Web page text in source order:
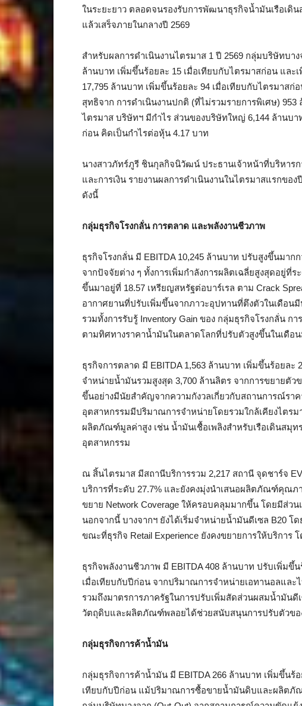
ในระยะยาว ตลอดจนรองรับการพัฒนาธุรกิจน้ำมันเรือเดิ
แล้วเสร็จภายในกลางปี 2569
สำหรับผลการดำเนินงานไตรมาส 1 ปี 2569 กลุ่มบริษัทบา
ล้านบาท เพิ่มขึ้นร้อยละ 15 เมื่อเทียบกับไตรมาสก่อน และ
17,795 ล้านบาท เพิ่มขึ้นร้อยละ 94 เมื่อเทียบกับไตรมาส
สุทธิจาก การดำเนินงานปกติ (ที่ไม่รวมรายการพิเศษ)
ไตรมาส บริษัทฯ มีกำไร ส่วนของบริษัทใหญ่ 6,144 ล้านบ
ก่อน คิดเป็นกำไรต่อหุ้น 4.17 บาท
นางสาวภัทร์ภูรี ชินกุลกิจนิวัฒน์ ประธานเจ้าหน้าที่บริหาร
และการเงิน รายงานผลการดำเนินงานในไตรมาสแรกข
ดังนี้
กลุ่มธุรกิจโรงกลั่น การตลาด และพลังงานชีวภาพ
ธุรกิจโรงกลั่น มี EBITDA 10,245 ล้านบาท ปรับสูงขึ้นมา
จากปัจจัยต่าง ๆ ทั้งการเพิ่มกำลังการผลิตเฉลี่ยสูงสุดอยู่ที่
ขึ้นมาอยู่ที่ 18.57 เหรียญสหรัฐต่อบาร์เรล ตาม Crack
อากาศยานที่ปรับเพิ่มขึ้นจากภาวะอุปทานที่ตึงตัวในเดือน
รวมทั้งการรับรู้ Inventory Gain ของ กลุ่มธุรกิจโรงกลั่น ก
ตามทิศทางราคาน้ำมันในตลาดโลกที่ปรับตัวสูงขึ้นในเดือ
ธุรกิจการตลาด มี EBITDA 1,563 ล้านบาท เพิ่มขึ้นร้อยล
จำหน่ายน้ำมันรวมสูงสุด 3,700 ล้านลิตร จากการขยายตั
ขึ้นอย่างมีนัยสำคัญจากความกังวลเกี่ยวกับสถานการณ์ร
อุตสาหกรรมมีปริมาณการจำหน่ายโดยรวมใกล้เคียงไตร
ผลิตภัณฑ์มูลค่าสูง เช่น น้ำมันเชื้อเพลิงสำหรับเรือเดินสมุท
อุตสาหกรรม
ณ สิ้นไตรมาส มีสถานีบริการรวม 2,217 สถานี จุดชาร์จ
บริการที่ระดับ 27.7% และยังคงมุ่งนำเสนอผลิตภัณฑ์คุณภ
ขยาย Network Coverage ให้ครอบคลุมมากขึ้น โดยมีส่ว
นอกจากนี้ บางจากฯ ยังได้เริ่มจำหน่ายน้ำมันดีเซล B20
ขณะที่ธุรกิจ Retail Experience ยังคงขยายการให้บริการ
ธุรกิจพลังงานชีวภาพ มี EBITDA 408 ล้านบาท ปรับเพิ่มขึ้
เมื่อเทียบกับปีก่อน จากปริมาณการจำหน่ายเอทานอลและ
รวมถึงมาตรการภาครัฐในการปรับเพิ่มสัดส่วนผสมน้ำมัน
วัตถุดิบและผลิตภัณฑ์พลอยได้ช่วยสนับสนุนการปรับตัวขอ
กลุ่มธุรกิจการค้าน้ำมัน
กลุ่มธุรกิจการค้าน้ำมัน มี EBITDA 266 ล้านบาท เพิ่มขึ้นร้
เทียบกับปีก่อน แม้ปริมาณการซื้อขายน้ำมันดิบและผลิตภั